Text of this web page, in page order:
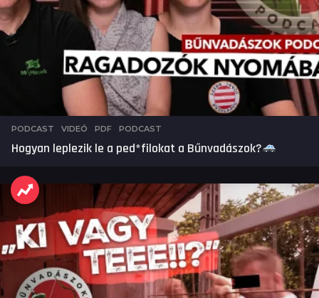
PODCAST ,VIDEÓ PDF ,PODCAST
Hogyan leplezik le a ped*filokat a Bűnvadászok?